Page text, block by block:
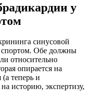
у
синусовой
спортом. Обе должны
относительно
опирается на
теперь и
историю, экспертизу,